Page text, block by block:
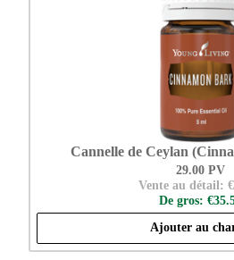
Cannelle de Ceylan
29.00 PV
Vente au détail:
De gros:
Ajouter au